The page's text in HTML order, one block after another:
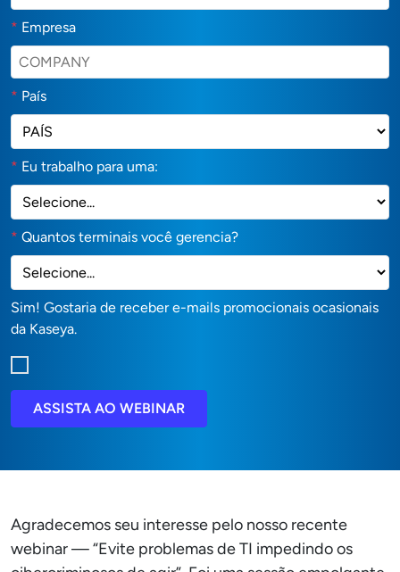
* Empresa
* País
* Eu trabalho para uma:
* Quantos terminais você gerencia?
Sim! Gostaria de receber e-mails promocionais ocasionais
da Kaseya.
ASSISTA AO WEBINAR
Agradecemos seu interesse pelo nosso recente
webinar — “Evite problemas de TI impedindo os